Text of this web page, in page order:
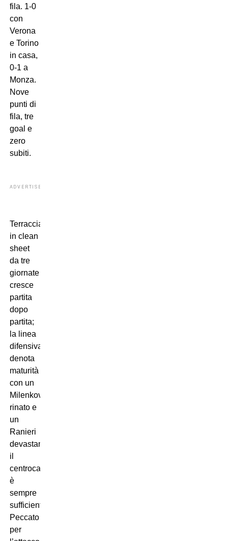
fila. 1-0
con
Verona
e Torino
in casa,
0-1 a
Monza.
Nove
punti di
fila, tre
goal e
zero
subiti.
ADVERTISEMENT
Terracciano
in clean
sheet
da tre
giornate
cresce
partita
dopo
partita;
la linea
difensiva
denota
maturità
con un
Milenkovic
rinato e
un
Ranieri
devastante;
il
centrocampo
è
sempre
sufficiente.
Peccato
per